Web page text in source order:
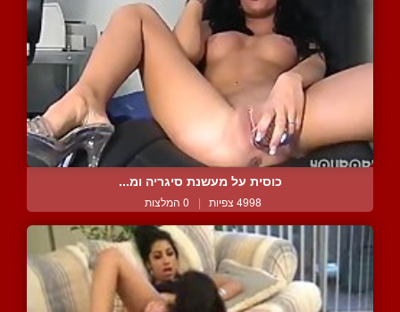
כוסית על מעשנת סיגריה ומ...
4998 צפיות | 0 המלצות